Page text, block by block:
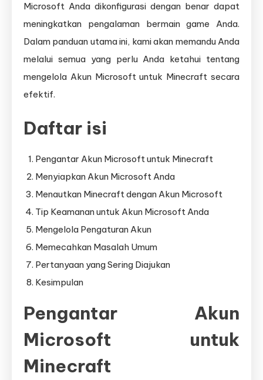
Microsoft Anda dikonfigurasi dengan benar dapat
meningkatkan pengalaman bermain game Anda.
Dalam panduan utama ini, kami akan memandu Anda
melalui semua yang perlu Anda ketahui tentang
mengelola Akun Microsoft untuk Minecraft secara
efektif.
Daftar isi
Pengantar Akun Microsoft untuk Minecraft
Menyiapkan Akun Microsoft Anda
Menautkan Minecraft dengan Akun Microsoft
Tip Keamanan untuk Akun Microsoft Anda
Mengelola Pengaturan Akun
Memecahkan Masalah Umum
Pertanyaan yang Sering Diajukan
Kesimpulan
Pengantar Akun
Microsoft untuk
Minecraft